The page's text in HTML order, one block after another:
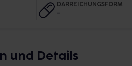
DARREICHUNGSFORM
-
und Details